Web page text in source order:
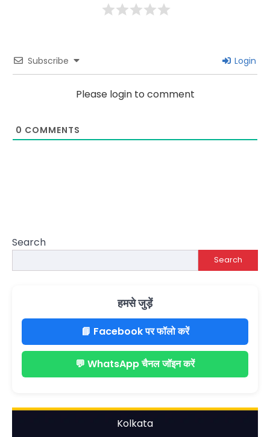
Subscribe Login
Please login to comment
0 COMMENTS
Search
Search
हमसे जुड़ें
📘 Facebook पर फॉलो करें
💬 WhatsApp चैनल जॉइन करें
Kolkata